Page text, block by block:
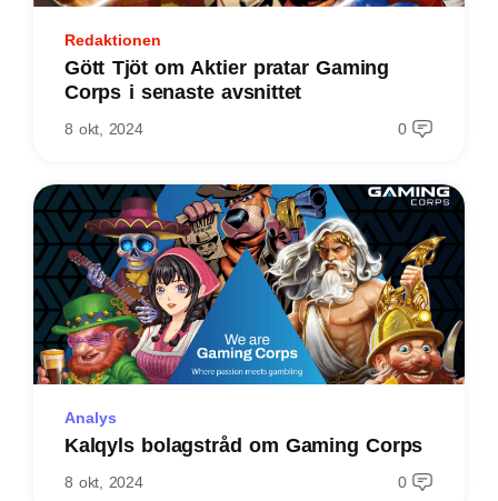
Redaktionen
Gött Tjöt om Aktier pratar Gaming
Corps i senaste avsnittet
8 okt, 2024 0
Analys
Kalqyls bolagstråd om Gaming Corps
8 okt, 2024 0